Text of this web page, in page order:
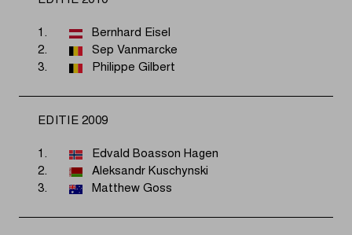
1.
Bernhard Eisel
2.
Sep Vanmarcke
3.
Philippe Gilbert
EDITIE 2009
1.
Edvald Boasson Hagen
2.
Aleksandr Kuschynski
3.
Matthew Goss